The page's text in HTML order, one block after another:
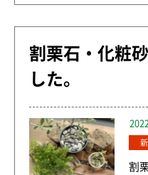
割栗石・化粧
した。
割